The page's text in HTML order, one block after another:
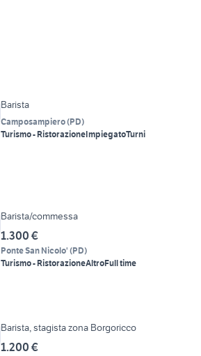
Barista
Camposampiero(PD)
Turismo - RistorazioneImpiegatoTurni
Barista/commessa
1.300 €
Ponte San Nicolo' (PD)
Turismo - RistorazioneAltroFull time
Barista, stagista zona Borgoricco
1.200 €